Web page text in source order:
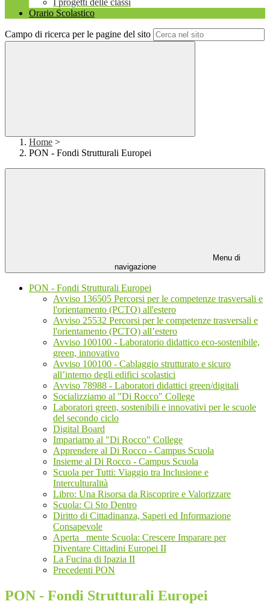
I progetti delle classi
Orario Scolastico
Campo di ricerca per le pagine del sito
Home >
PON - Fondi Strutturali Europei
Menu di
navigazione
PON - Fondi Strutturali Europei
Avviso 136505 Percorsi per le competenze trasversali e
l'orientamento (PCTO) all'estero
Avviso 25532 Percorsi per le competenze trasversali e
l'orientamento (PCTO) all’estero
Avviso 100100 - Laboratorio didattico eco-sostenibile,
green, innovativo
Avviso 100100 - Cablaggio strutturato e sicuro
all’interno degli edifici scolastici
Avviso 78988 - Laboratori didattici green/digitali
Socializziamo al "Di Rocco" College
Laboratori green, sostenibili e innovativi per le scuole
del secondo ciclo
Digital Board
Impariamo al "Di Rocco" College
Apprendere al Di Rocco - Campus Scuola
Insieme al Di Rocco - Campus Scuola
Scuola per Tutti: Viaggio tra Inclusione e
Interculturalità
Libro: Una Risorsa da Riscoprire e Valorizzare
Scuola: Ci Sto Dentro
Diritto di Cittadinanza, Saperi ed Informazione
Consapevole
Aperta _mente Scuola: Crescere Imparare per
Diventare Cittadini Europei II
La Fucina di Ipazia II
Precedenti PON
PON - Fondi Strutturali Europei